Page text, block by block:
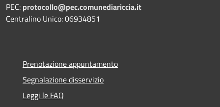
PEC: protocollo@pec.comunediariccia.it
Centralino Unico: 06934851
Prenotazione appuntamento
Segnalazione disservizio
Leggi le FAQ